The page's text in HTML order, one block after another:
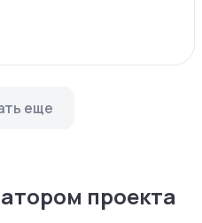
еще
проекта